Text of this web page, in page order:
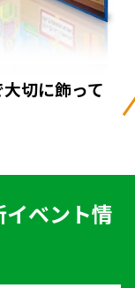
切に飾って
イベント情